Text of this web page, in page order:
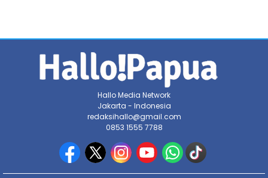
Hallo Media Network
Jakarta - Indonesia
redaksihallo@gmail.com
0853 1555 7788